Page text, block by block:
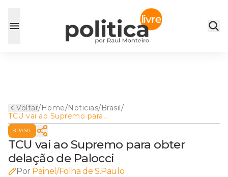
Voltar/Home/Noticias/Brasil/
TCU vai ao Supremo para
obter delação de Palocci
BRASIL
TCU vai ao Supremo para obter
delação de Palocci
Por Painel/Folha de S.Paulo